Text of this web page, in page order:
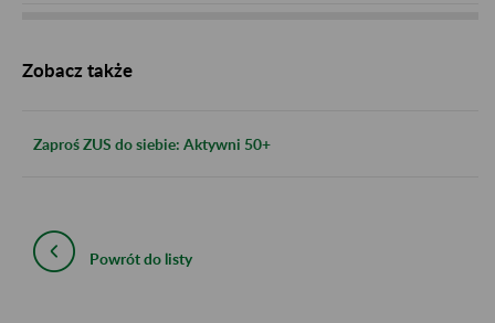
Zobacz także
Zaproś ZUS do siebie: Aktywni 50+
Powrót do listy